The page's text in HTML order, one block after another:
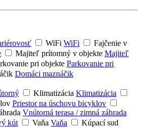
WiFi WiFi
Fajčenie v
Majiteľ prítomný v objekte Majiteľ
pri objekte Parkovanie pri
Domáci maznáčik
Klimatizácia Klimatizácia
Priestor na úschovu bicyklov
Vnútorná terasa / zimná záhrada
kút Vaňa Vaňa
Kúpací sud